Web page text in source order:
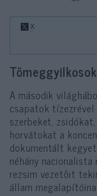
A második
csapatok
szerbeket,
horvátokat a
dokumentált
néhány
rezsim vezetőit
állam